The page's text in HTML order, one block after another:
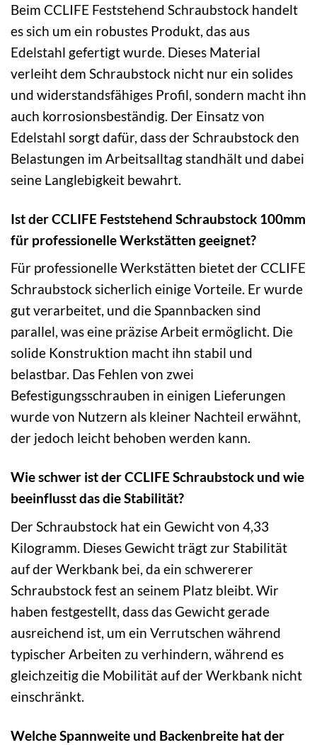
Beim CCLIFE Feststehend Schraubstock handelt
es sich um ein robustes Produkt, das aus
Edelstahl gefertigt wurde. Dieses Material
verleiht dem Schraubstock nicht nur ein solides
und widerstandsfähiges Profil, sondern macht ihn
auch korrosionsbeständig. Der Einsatz von
Edelstahl sorgt dafür, dass der Schraubstock den
Belastungen im Arbeitsalltag standhält und dabei
seine Langlebigkeit bewahrt.
Ist der CCLIFE Feststehend Schraubstock 100mm
für professionelle Werkstätten geeignet?
Für professionelle Werkstätten bietet der CCLIFE
Schraubstock sicherlich einige Vorteile. Er wurde
gut verarbeitet, und die Spannbacken sind
parallel, was eine präzise Arbeit ermöglicht. Die
solide Konstruktion macht ihn stabil und
belastbar. Das Fehlen von zwei
Befestigungsschrauben in einigen Lieferungen
wurde von Nutzern als kleiner Nachteil erwähnt,
der jedoch leicht behoben werden kann.
Wie schwer ist der CCLIFE Schraubstock und wie
beeinflusst das die Stabilität?
Der Schraubstock hat ein Gewicht von 4,33
Kilogramm. Dieses Gewicht trägt zur Stabilität
auf der Werkbank bei, da ein schwererer
Schraubstock fest an seinem Platz bleibt. Wir
haben festgestellt, dass das Gewicht gerade
ausreichend ist, um ein Verrutschen während
typischer Arbeiten zu verhindern, während es
gleichzeitig die Mobilität auf der Werkbank nicht
einschränkt.
Welche Spannweite und Backenbreite hat der